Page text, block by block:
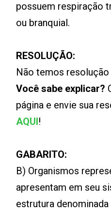
possuem respiração
ou branquial.
RESOLUÇÃO:
Não temos
Você sabe explicar?
página e envie sua
AQUI!
GABARITO:
B) Organismos
apresentam em seu
estrutura denominada